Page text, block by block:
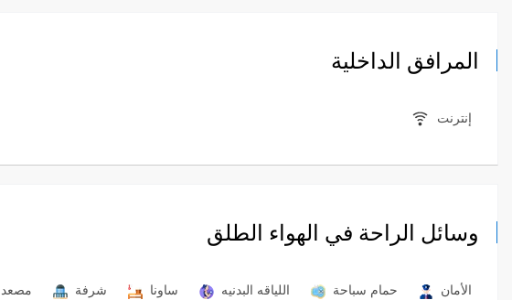
المرافق الداخلية
إنترنت
وسائل الراحة في الهواء الطلق
الأمان حمام سباحة اللياقه البدنيه ساونا شرفة مصعد